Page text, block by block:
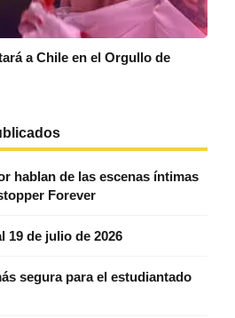
a Chile en el Orgullo de
hablan de las escenas íntimas
Forever
19 de julio de 2026
segura para el estudiantado